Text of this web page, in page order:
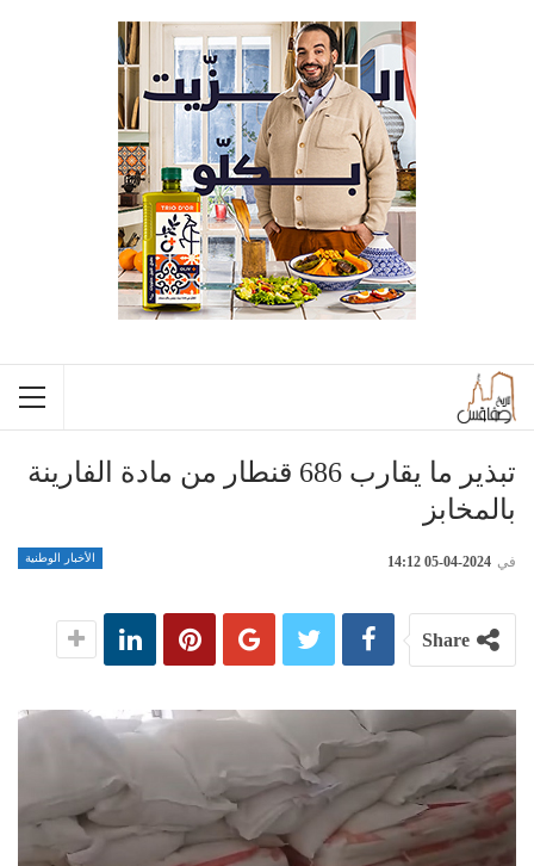
تبذير ما يقارب 686 قنطار من مادة الفارينة
بالمخابز
الأخبار الوطنية في 2024-04-05 14:12
Share